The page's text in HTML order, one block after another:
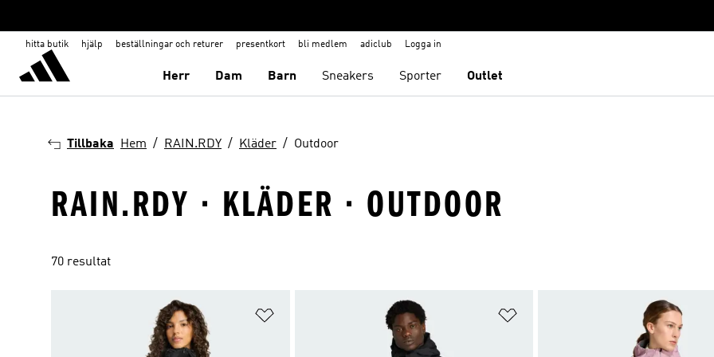
hitta butik hjälp beställningar och returer presentkort bli medlem adiclub Logga in
Herr Dam Barn Sneakers Sporter Outlet
Tillbaka Hem RAIN.RDY Kläder Outdoor
RAIN.RDY · KLÄDER · OUTDOOR
70 resultat
Lägg till på önskelistan Lägg till på önskelistan